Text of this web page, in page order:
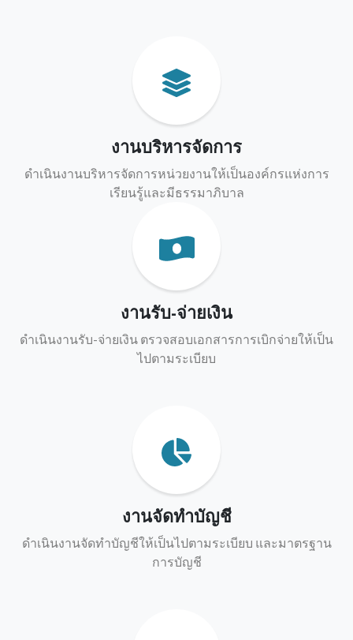
งานบริหารจัดการ
ดำเนินงานบริหารจัดการหน่วยงานให้เป็นองค์กรแห่งการ
เรียนรู้และมีธรรมาภิบาล
งานรับ-จ่ายเงิน
ดำเนินงานรับ-จ่ายเงิน ตรวจสอบเอกสารการเบิกจ่ายให้เป็น
ไปตามระเบียบ
งานจัดทำบัญชี
ดำเนินงานจัดทำบัญชีให้เป็นไปตามระเบียบ และมาตรฐาน
การบัญชี